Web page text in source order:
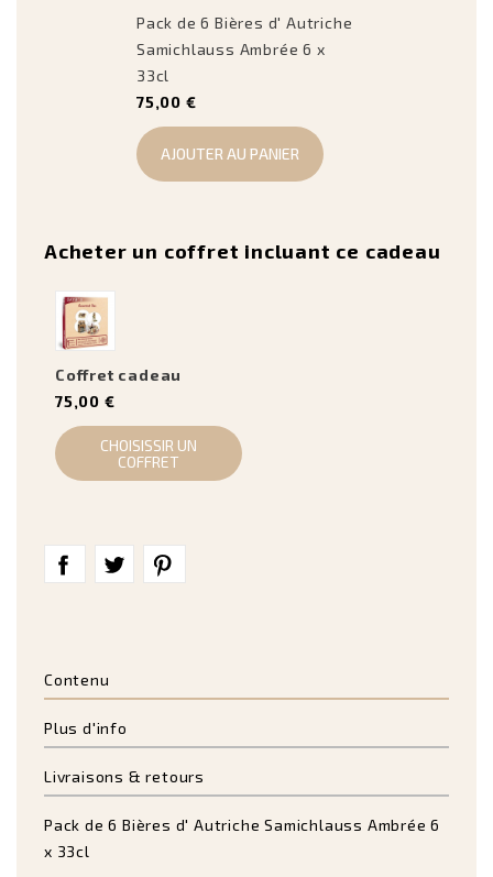
Pack de 6 Bières d' Autriche
Samichlauss Ambrée 6 x
33cl
75,00 €
AJOUTER AU PANIER
Acheter un coffret incluant ce cadeau
Coffret cadeau
75,00 €
CHOISISSIR UN
COFFRET
Contenu
Plus d'info
Livraisons & retours
Pack de 6 Bières d' Autriche Samichlauss Ambrée 6
x 33cl